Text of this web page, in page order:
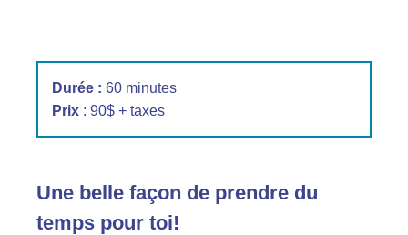
Durée : 60 minutes
Prix : 90$ + taxes
Une belle façon de prendre du
temps pour toi!